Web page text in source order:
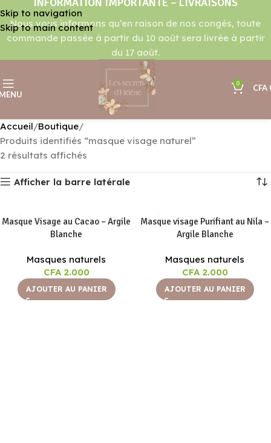
Skip to navigation
Skip to main content
Nous vous informons qu’en raison de nos congés, toute
commande passée à partir du 10 août sera livrée à partir
du 17 août.
0 CFA
Accueil Boutique
Produits identifiés “masque visage naturel”
2 résultats affichés
Afficher la barre latérale
Masque Visage au Cacao – Argile
Blanche
Masques naturels
CFA2.000
AJOUTER AU PANIER
Masque visage Purifiant au Nila –
Argile Blanche
Masques naturels
CFA2.000
AJOUTER AU PANIER